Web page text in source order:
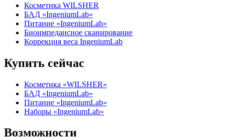
Косметика WILSHER
БАД «IngeniumLab»
Питание «IngeniumLab»
Биоимпедансное сканирование
Коррекция веса IngeniumLab
Купить сейчас
Косметика «WILSHER»
БАД «IngeniumLab»
Питание «IngeniumLab»
Наборы «IngeniumLab»
Возможности